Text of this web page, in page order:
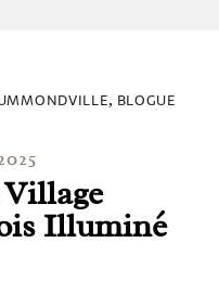
, BLOGUE
Illuminé